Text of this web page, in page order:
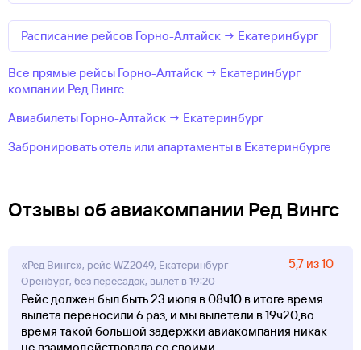
Расписание рейсов Горно-Алтайск → Екатеринбург
Все прямые рейсы Горно-Алтайск → Екатеринбург
компании Ред Вингс
Авиабилеты Горно-Алтайск → Екатеринбург
Забронировать отель или апартаменты в Екатеринбурге
Отзывы об авиакомпании Ред Вингс
«Ред Вингс», рейс WZ2049, Екатеринбург —
Оренбург, без пересадок, вылет в 19:20
5,7 из 10
Рейс должен был быть 23 июля в 08ч10 в итоге время
вылета переносили 6 раз, и мы вылетели в 19ч20,во
время такой большой задержки авиакомпания никак